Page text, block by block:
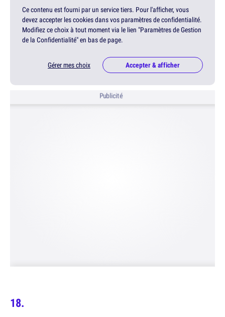
Ce contenu est fourni par un service tiers. Pour l'afficher, vous
devez accepter les cookies dans vos paramètres de confidentialité.
Modifiez ce choix à tout moment via le lien "Paramètres de Gestion
de la Confidentialité" en bas de page.
Gérer mes choix Accepter & afficher
Publicité